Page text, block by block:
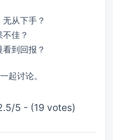
从下手？
佳？
到回报？
起讨论。
5 - (19 votes)